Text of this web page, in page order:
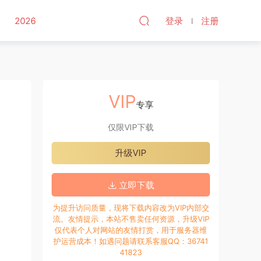
2026 登录 注册
VIP专享
仅限VIP下载
升级VIP
立即下载
为提升访问质量，现将下载内容改为VIP内部交
流。友情提示，本站不售卖任何资源，升级VIP
仅代表个人对网站的友情打赏，用于服务器维
护运营成本！如遇问题请联系客服QQ：36741
41823